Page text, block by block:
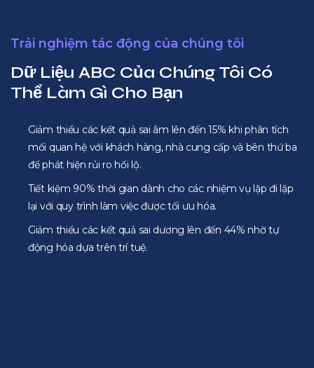
Trải nghiệm tác động của chúng tôi
Dữ Liệu ABC Của Chúng Tôi Có
Thể Làm Gì Cho Bạn
Giảm thiểu các kết quả sai âm lên đến 15% khi phân tích
mối quan hệ với khách hàng, nhà cung cấp và bên thứ ba
để phát hiện rủi ro hối lộ.
Tiết kiệm 90% thời gian dành cho các nhiệm vụ lặp đi lặp
lại với quy trình làm việc được tối ưu hóa.
Giảm thiểu các kết quả sai dương lên đến 44% nhờ tự
động hóa dựa trên trí tuệ.